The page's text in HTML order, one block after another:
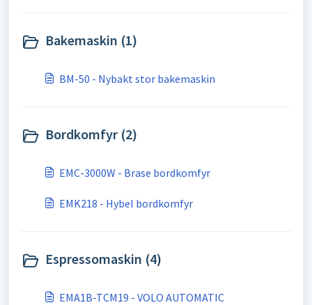
Bakemaskin (1)
BM-50 - Nybakt stor bakemaskin
Bordkomfyr (2)
EMC-3000W - Brase bordkomfyr
EMK218 - Hybel bordkomfyr
Espressomaskin (4)
EMA1B-TCM19 - VOLO AUTOMATIC